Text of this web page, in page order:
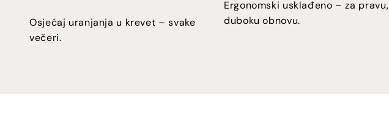
Osjećaj uranjanja u krevet – svake
večeri.
Ergonomski usklađeno – za pravu,
duboku obnovu.